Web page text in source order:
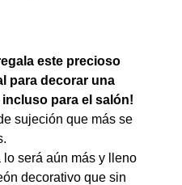
este precioso
para decorar una
para el salón!
sujeción que más se
será aún más y lleno
decorativo que sin